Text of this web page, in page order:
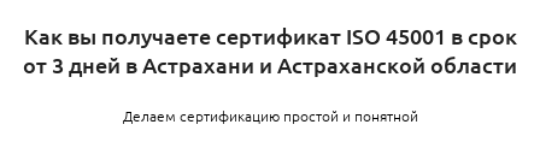
Как вы получаете сертификат ISO 45001 в срок
от 3 дней в Астрахани и Астраханской области
Делаем сертификацию простой и понятной